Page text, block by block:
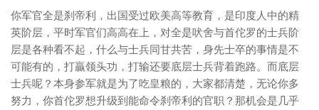
你军官全是刹帝利，出国受过欧美高等教育，是印度人中的精
英阶层，平时军官们高高在上，对全是吠舍与首佗罗的士兵阶
层是各种看不起，什么与士兵同甘共苦，身先士卒的事情是不
可能有的，打贏领头功，打输还要底层士兵背着跑路。而底层
士兵呢？本身参军就是为了吃皇粮的，大家都清楚，无论你多
努力，你首佗罗想升级到能命令刹帝利的官职？那机会是几乎